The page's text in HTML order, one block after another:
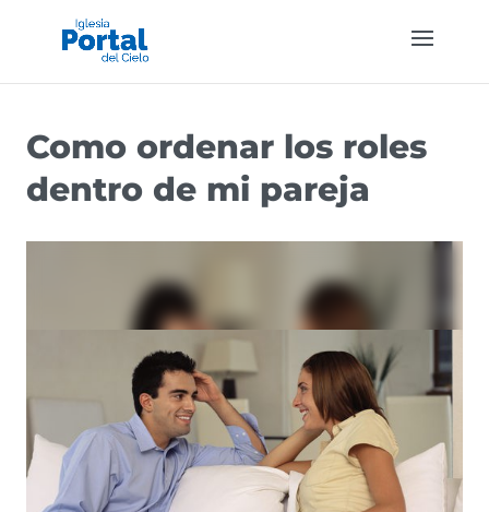
Como ordenar los roles
dentro de mi pareja